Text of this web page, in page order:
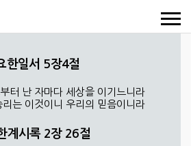
한일서 5장4절
터 난 자마다 세상을 이기느니라
는 이것이니 우리의 믿음이니라
계시록 2장 26절